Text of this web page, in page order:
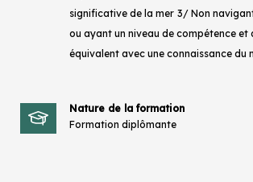
significative de la mer 3/ Non
ou ayant un niveau de compétence et
équivalent avec une connaissance du
Nature de la formation
Formation diplômante